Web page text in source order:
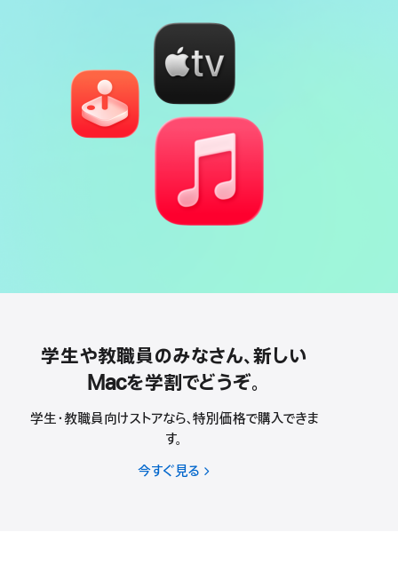
学生や教職員のみなさん、新しい
Macを学割でどうぞ。
学生・教職員向けストアなら、特別価格で購入できま
す。
今すぐ見る 学